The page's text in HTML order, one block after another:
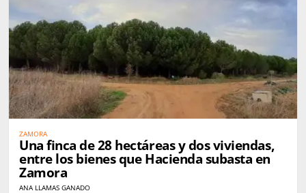
ZAMORA
Una finca de 28 hectáreas y dos viviendas,
entre los bienes que Hacienda subasta en
Zamora
ANA LLAMAS GANADO